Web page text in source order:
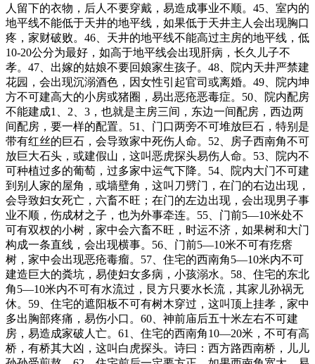
人留下的衣物，后人不要穿戴，易造成事业不顺。45、室内的
地平线不能低于天井的地平线，如果低于天井主人会出现胸口
疼，家财破败。46、天井的地平线不能高过主房的地平线，低
10-20公分为最好，如高于地平线会出现肝病，长久儿子不
孝。47、出嫁的姑娘不要回娘家生孩子。48、院内天井严禁建
花园，会出现沉溺酒色，因女性引起官司或离婚。49、院内坤
方不可建高大的小房或猪圈，易出恶疮恶毒症。50、院内配房
不能建成1、2、3，也就是主房三间，东边一间配房，西边两
间配房，要一样的配置。51、门口两旁不可堆放巨石，特别是
带有红丝的巨石，会导致家中死伤人命。52、房子西南角不可
放巨大石头，或建假山，这叫恶虎探头易伤人命。53、院内不
可种植过多的葡萄，过多家中运气下降。54、院内大门不可建
到别人家的屋角，或墙壁角，这叫刀劈门，在门的右边出现，
会导致妇女死亡，六畜不旺；在门的左边出现，会出现男子事
业不顺，伤成材之子，也为外事牵连。55、门前5—10米处不
可有双杈的小树，家中会六畜不旺，时运不济，如果树和大门
构成一条直线，会出现横事。56、门前5—10米不可有疙瘩
树，家中会出现恶疮毒瘤。57、住宅的西南角5—10米内不可
建造巨大的粪坑，易使妇女多病，小孩溺水。58、住宅的东北
角5—10米内不可有水流过，艮方只要水长流，其家儿孙祸无
休。59、住宅的遮阳板不可有树木穿过，这叫顶上挂孝，家中
多出胸部疼痛，易伤小口。60、神前庙后五十米左右不可建
房，易造成家破人亡。61、住宅的西南角10—20米，不可有高
桥，有桥其大凶，这叫白虎探头。诗曰：西方路西南桥，儿儿